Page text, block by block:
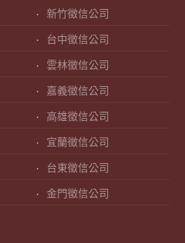
新竹徵信公司
台中徵信公司
雲林徵信公司
嘉義徵信公司
高雄徵信公司
宜蘭徵信公司
台東徵信公司
金門徵信公司